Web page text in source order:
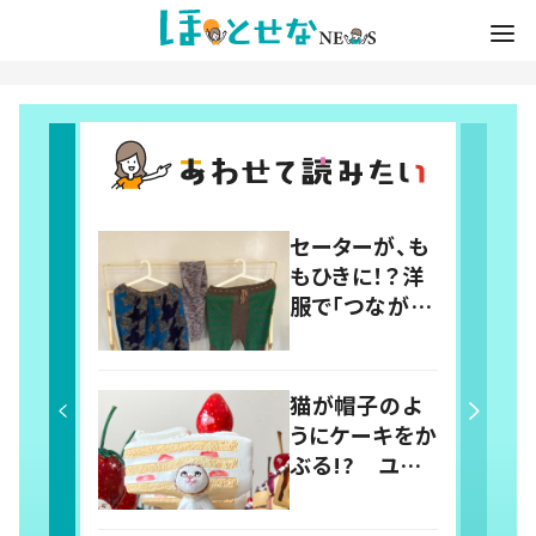
セーターが、も
もひきに！？洋
服で「つなが
ら来たメラニー
さんに学ぶ
“手仕事” の智
慧
猫が帽子のよ
うにケーキをか
ぶる!? ユニ
ークな“かぶり